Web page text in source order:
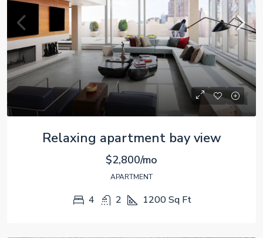
Relaxing apartment bay view
$2,800/mo
APARTMENT
4 2 1200 Sq Ft